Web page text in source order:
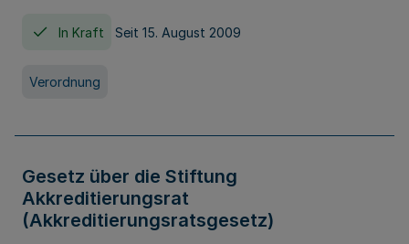
In Kraft Seit 15. August 2009
Verordnung
Gesetz über die Stiftung
Akkreditierungsrat
(Akkreditierungsratsgesetz)